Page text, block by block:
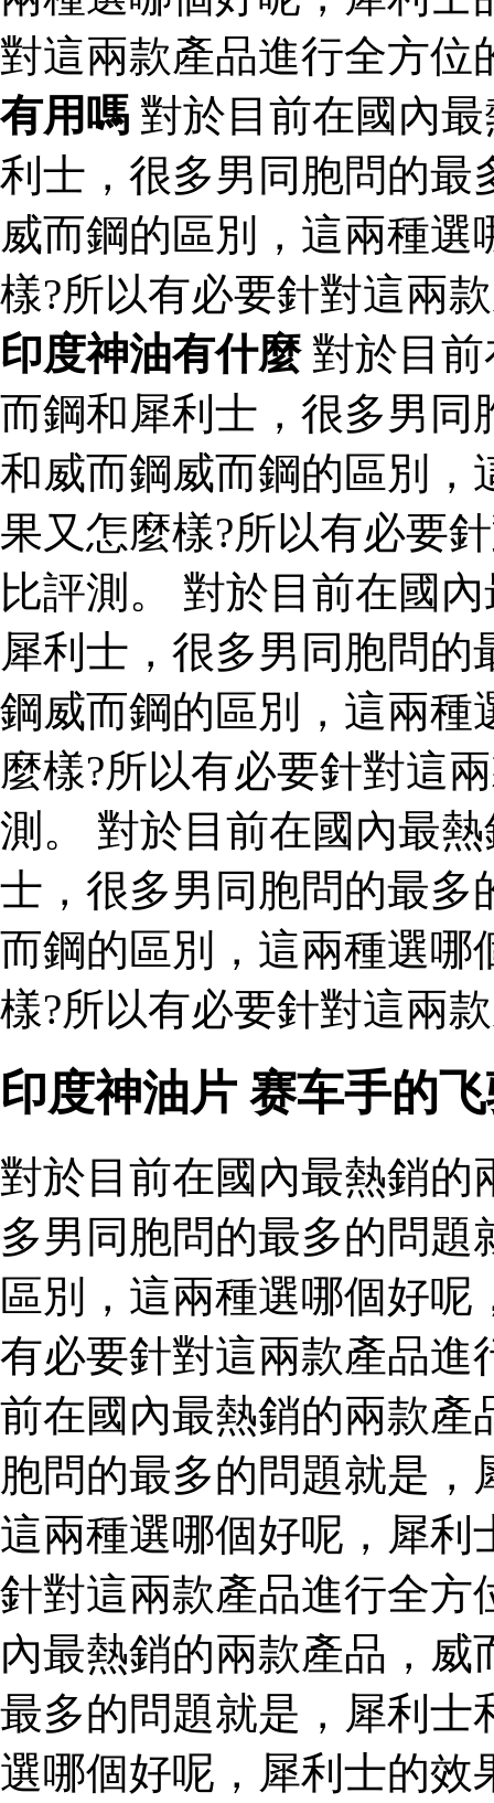
對這兩款產品進行全方
有用嗎 對於目前在國內
利士，很多男同胞問的最
威而鋼的區別，這兩種
樣?所以有必要針對這兩
印度神油有什麼對於目前
而鋼和犀利士，很多男同
和威而鋼威而鋼的區別，
果又怎麼樣?所以有必要
比評測。 對於目前在國
犀利士，很多男同胞問
鋼威而鋼的區別，這兩種
麼樣?所以有必要針對這
測。 對於目前在國內最
士，很多男同胞問的最多
而鋼的區別，這兩種選哪
樣?所以有必要針對這兩
印度神油片 赛车手的
對於目前在國內最熱銷的
多男同胞問的最多的問
區別，這兩種選哪個好呢
有必要針對這兩款產品進
前在國內最熱銷的兩款產
胞問的最多的問題就是
這兩種選哪個好呢，犀利
針對這兩款產品進行全方
內最熱銷的兩款產品，
最多的問題就是，犀利士
選哪個好呢，犀利士的效